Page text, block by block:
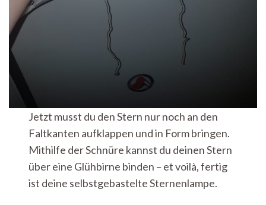
Jetzt musst du den Stern nur noch an den
Faltkanten aufklappen und in Form bringen.
Mithilfe der Schnüre kannst du deinen Stern
über eine Glühbirne binden – et voilà, fertig
ist deine selbstgebastelte Sternenlampe.